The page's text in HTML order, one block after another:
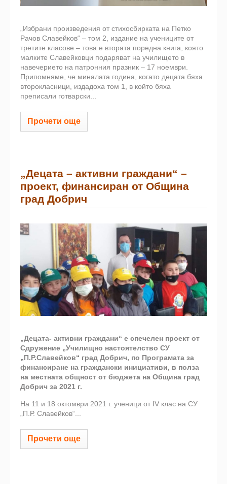
„Избрани произведения от стихосбирката на Петко
Рачов Славейков“ – том 2, издание на учениците от
третите класове – това е втората поредна книга, която
малките Славейковци подаряват на училището в
навечерието на патронния празник – 17 ноември.
Припомняме, че миналата година, когато децата бяха
второкласници, издадоха том 1, в който бяха
преписали готварски...
Прочети още
„Децата – активни граждани“ –
проект, финансиран от Община
град Добрич
„Децата- активни граждани“ е спечелен проект от
Сдружение „Училищно настоятелство СУ
„П.Р.Славейков“ град Добрич, по Програмата за
финансиране на граждански инициативи, в полза
на местната общност от бюджета на Община град
Добрич за 2021 г.
На 11 и 18 октомври 2021 г. ученици от ІV клас на СУ
„П.Р. Славейков“...
Прочети още